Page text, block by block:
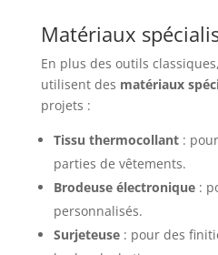
Matériaux
En plus des outils
utilisent des matériaux
projets :
Tissu thermocollant:
parties de vêtements.
Brodeuse électronique:
personnalisés.
Surjeteuse: pour des